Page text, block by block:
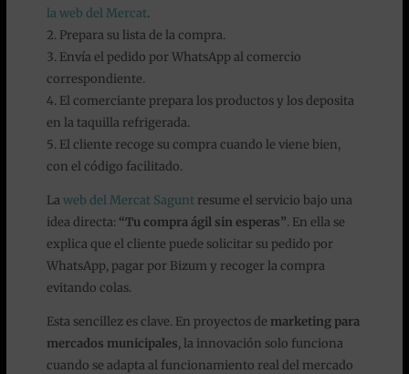
la web del Mercat.
Prepara su lista de la compra.
Envía el pedido por WhatsApp al comercio
correspondiente.
El comerciante prepara los productos y los deposita
en la taquilla refrigerada.
El cliente recoge su compra cuando le viene bien,
con el código facilitado.
La web del Mercat Saguntresume el servicio bajo una
idea directa: “Tu compra ágil sin esperas”. En ella se
explica que el cliente puede solicitar su pedido por
WhatsApp, pagar por Bizum y recoger la compra
evitando colas.
Esta sencillez es clave. En proyectos de marketing para
mercados municipales, la innovación solo funciona
cuando se adapta al funcionamiento real del mercado